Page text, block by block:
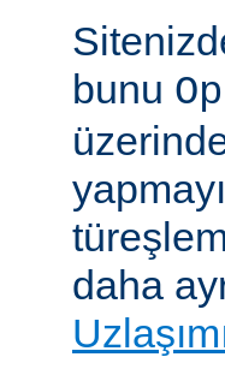
bunu
daha